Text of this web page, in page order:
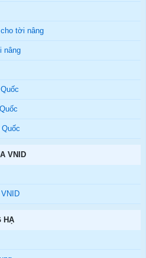
tời nâng
nâng
VNID
HẠ